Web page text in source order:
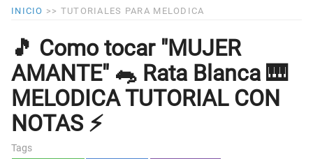
INICIO >> TUTORIALES PARA MELODICA
🎵 Como tocar "MUJER
AMANTE" 🐀 Rata Blanca 🎹
MELODICA TUTORIAL CON
NOTAS ⚡
Tags